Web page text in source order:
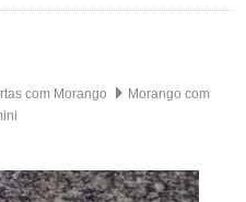
com Morango
Morango com